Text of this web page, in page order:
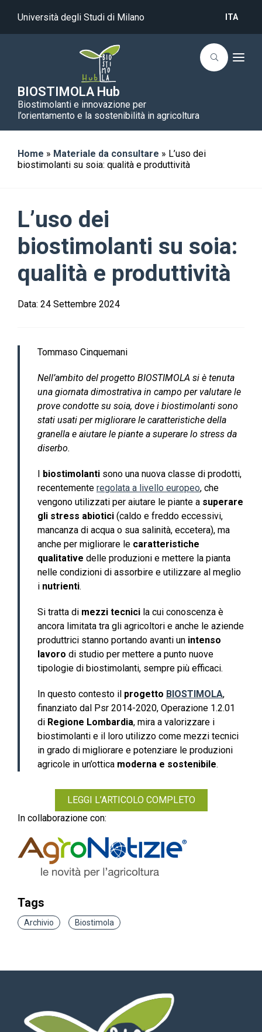
Università degli Studi di Milano ITA
BIOSTIMOLA Hub
Biostimolanti e innovazione per
l’orientamento e la sostenibilità in agricoltura
T
v
Home » Materiale da consultare » L’uso dei
biostimolanti su soia: qualità e produttività
L’uso dei
biostimolanti su soia:
qualità e produttività
Data: 24 Settembre 2024
Tommaso Cinquemani
Nell’ambito del progetto BIOSTIMOLA si è tenuta
una giornata dimostrativa in campo per valutare le
prove condotte su soia, dove i biostimolanti sono
stati usati per migliorare le caratteristiche della
granella e aiutare le piante a superare lo stress da
diserbo.
biostimolanti sono una nuova classe di prodotti,
recentemente regolata a livello europeo, che
vengono utilizzati per aiutare le piante a superare
gli stress abiotici (caldo e freddo eccessivi,
mancanza di acqua o sua salinità, eccetera), ma
anche per migliorare le caratteristiche
qualitative delle produzioni e mettere la pianta
nelle condizioni di assorbire e utilizzare al meglio
i nutrienti.
Si tratta di mezzi tecnici la cui conoscenza è
ancora limitata tra gli agricoltori e anche le aziende
produttrici stanno portando avanti un intenso
lavoro di studio per mettere a punto nuove
tipologie di biostimolanti, sempre più efficaci.
In questo contesto il progetto BIOSTIMOLA,
finanziato dal Psr 2014-2020, Operazione 1.2.01
di Regione Lombardia, mira a valorizzare i
biostimolanti e il loro utilizzo come mezzi tecnici
in grado di migliorare e potenziare le produzioni
agricole in un’ottica moderna e sostenibile.
LEGGI L’ARTICOLO COMPLETO
In collaborazione con:
Tags
Archivio Biostimola